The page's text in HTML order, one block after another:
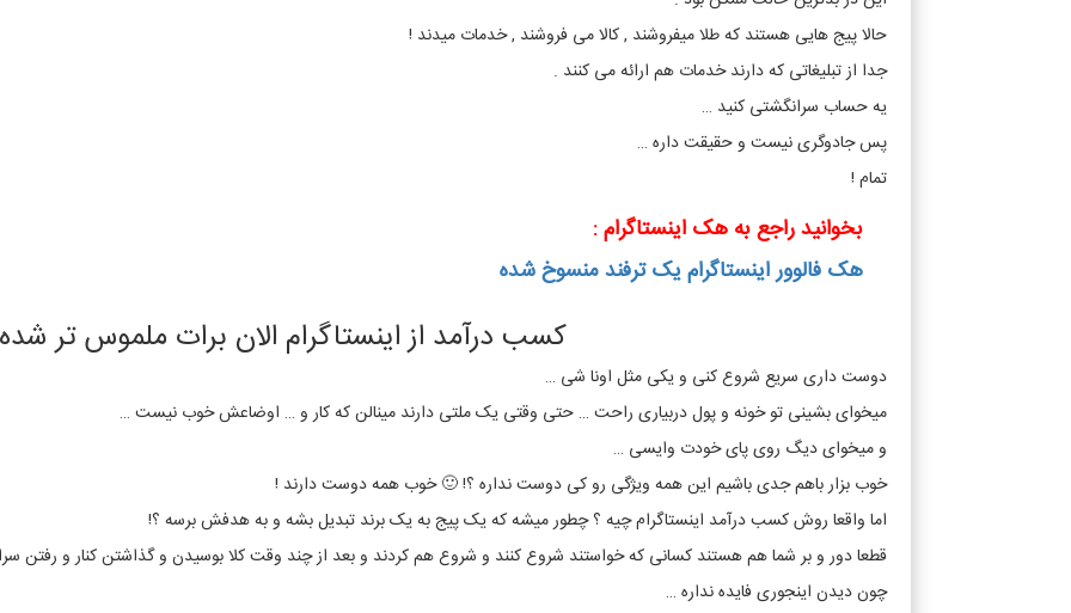
حالا پیج هایی هستند که طلا میفروشند , کالا می فروشند , خدمات میدند !
جدا از تبلیغاتی که دارند خدمات هم ارائه می کنند .
یه حساب سرانگشتی کنید …
پس جادوگری نیست و حقیقت داره …
تمام !
بخوانید راجع به هک اینستاگرام :
هک فالوور اینستاگرام یک ترفند منسوخ شده
کسب درآمد از اینستاگرام الان برات ملموس تر
دوست داری سریع شروع کنی و یکی مثل اونا شی …
میخوای بشینی تو خونه و پول دربیاری راحت … حتی وقتی یک ملتی دارند مینالن که کار و … اوضاعش خوب نیست …
و میخوای دیگ روی پای خودت وایسی …
خوب بزار باهم جدی باشیم این همه ویژگی رو کی دوست نداره ؟! 🙂 خوب همه دوست دارند !
اما واقعا روش کسب درآمد اینستاگرام چیه ؟ چطور میشه که یک پیج به یک برند تبدیل بشه و به هدفش برسه ؟!
قطعا دور و بر شما هم هستند کسانی که خواستند شروع کنند و شروع هم کردند و بعد از چند وقت کلا بوسیدن و گذاشتن کنار و رفتن
چون دیدن اینجوری فایده نداره …